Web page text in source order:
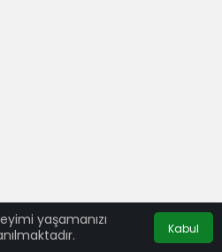
yaşamanızı
Kabul